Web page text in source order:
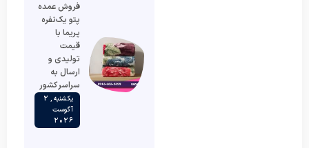
فروش عمده
پتو یک‌نفره
پریما با
قیمت
تولیدی و
ارسال به
سراسر کشور
یکشنبه , 2
آگوست
2026